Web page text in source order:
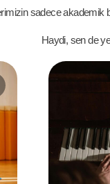
sadece akademik
Haydi, sen de